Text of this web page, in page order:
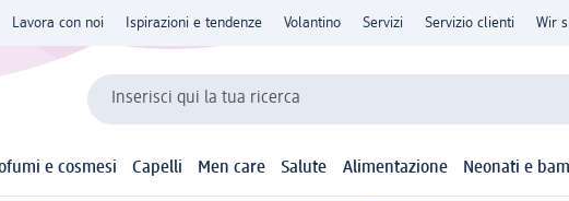
Lavora con noi Ispirazioni e tendenze Volantino Servizi Servizio clienti Wir
Inserisci qui la tua ricerca
e cosmesi Capelli Men care Salute Alimentazione Neonati e